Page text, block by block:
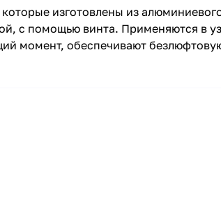
изготовлены из
с помощью винта. Применяются в
момент, обеспечивают